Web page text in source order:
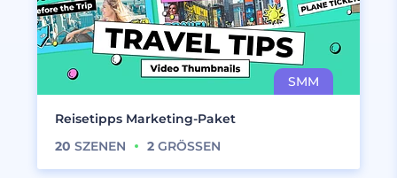
Reisetipps Marketing-Paket
20 SZENEN 2 GRÖSSEN